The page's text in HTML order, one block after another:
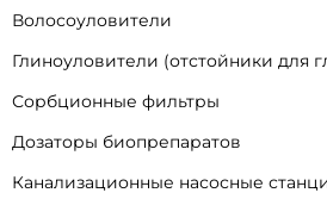
Волосоуловители
Глиноуловители (отстойники для
Сорбционные фильтры
Дозаторы биопрепаратов
Канализационные насосные